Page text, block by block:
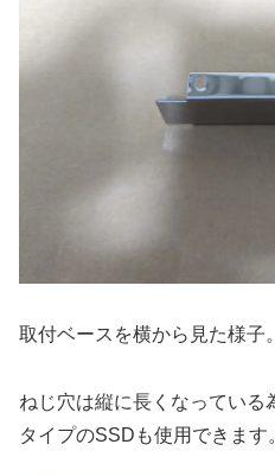
取付ベースを横から見た様子。
ねじ穴は縦に長くなってい
タイプのSSDも使用できます